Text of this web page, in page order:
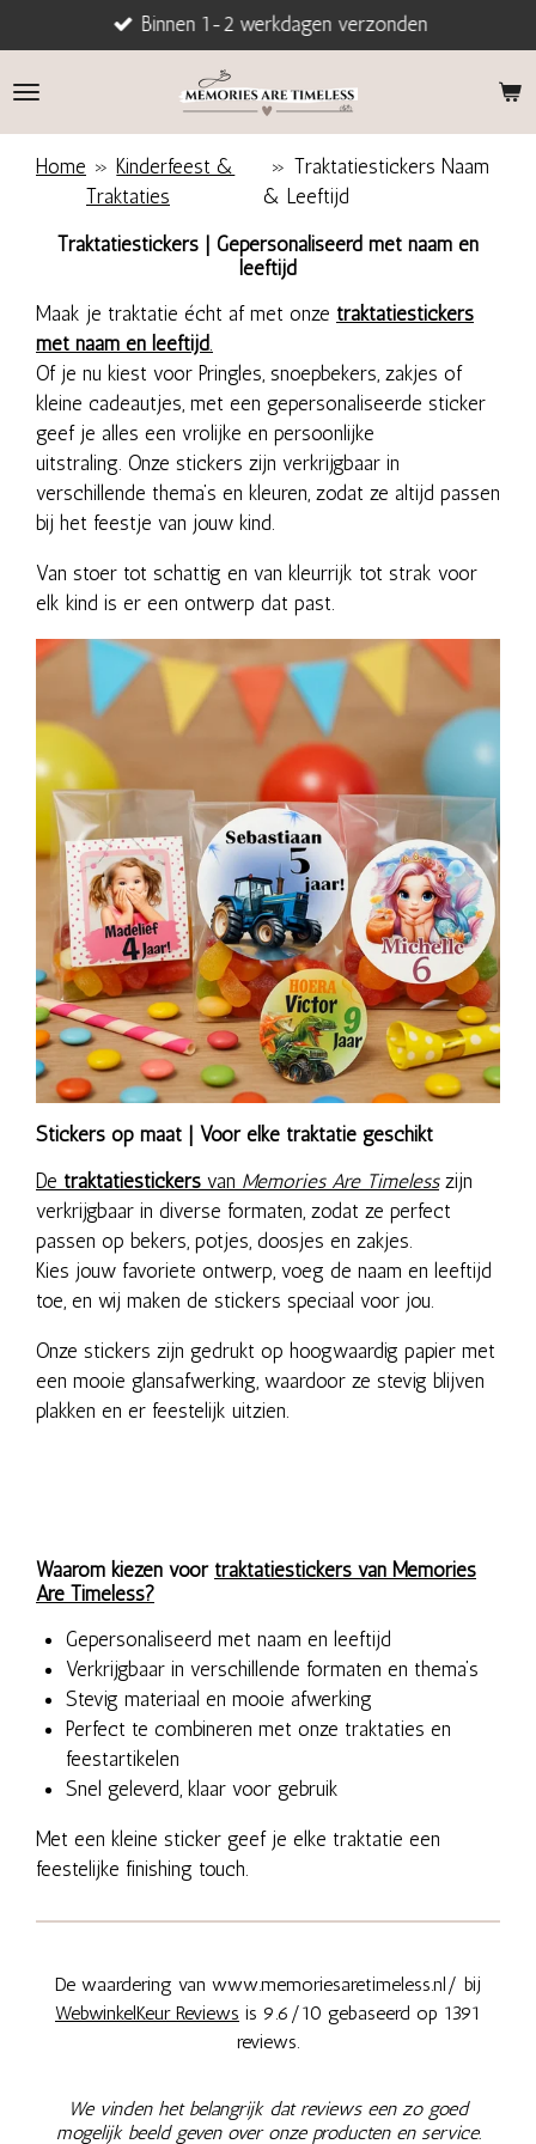
direct
naar
Binnen 1-2 werkdagen verzonden
Home » Kinderfeest &
Traktaties
» Traktatiestickers Naam
& Leeftijd
Traktatiestickers | Gepersonaliseerd met naam en
leeftijd
Maak je traktatie écht af met onze traktatiestickers
met naam en leeftijd.
Of je nu kiest voor Pringles, snoepbekers, zakjes of
kleine cadeautjes, met een gepersonaliseerde sticker
geef je alles een vrolijke en persoonlijke
uitstraling. Onze stickers zijn verkrijgbaar in
verschillende thema’s en kleuren, zodat ze altijd passen
bij het feestje van jouw kind.
Van stoer tot schattig en van kleurrijk tot strak voor
elk kind is er een ontwerp dat past.
Stickers op maat | Voor elke traktatie geschikt
De traktatiestickers van Memories Are Timelesszijn
verkrijgbaar in diverse formaten, zodat ze perfect
passen op bekers, potjes, doosjes en zakjes.
Kies jouw favoriete ontwerp, voeg de naam en leeftijd
toe, en wij maken de stickers speciaal voor jou.
Onze stickers zijn gedrukt op hoogwaardig papier met
een mooie glansafwerking, waardoor ze stevig blijven
plakken en er feestelijk uitzien.
Waarom kiezen voor traktatiestickers van Memories
Are Timeless?
Gepersonaliseerd met naam en leeftijd
Verkrijgbaar in verschillende formaten en thema’s
Stevig materiaal en mooie afwerking
Perfect te combineren met onze traktaties en
feestartikelen
Snel geleverd, klaar voor gebruik
Met een kleine sticker geef je elke traktatie een
feestelijke finishing touch.
De waardering van www.memoriesaretimeless.nl/ bij
WebwinkelKeur Reviews is 9.6/10 gebaseerd op 1391
reviews.
We vinden het belangrijk dat reviews een zo goed
mogelijk beeld geven over onze producten en service.